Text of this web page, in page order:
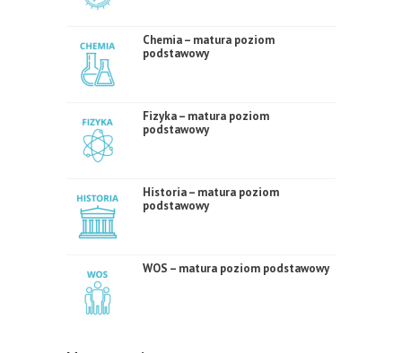
Chemia – matura poziom
podstawowy
Fizyka – matura poziom
podstawowy
Historia – matura poziom
podstawowy
WOS – matura poziom podstawowy